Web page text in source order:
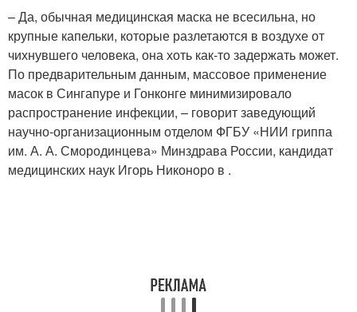
– Да, обычная медицинская маска не всесильна, но
крупные капельки, которые разлетаются в воздухе от
чихнувшего человека, она хоть как-то задержать может.
По предварительным данным, массовое применение
масок в Сингапуре и Гонконге минимизировало
распространение инфекции, – говорит заведующий
научно-организационным отделом ФГБУ «НИИ гриппа
им. А. А. Смородинцева» Минздрава России, кандидат
медицинских наук Игорь Никоноро в .